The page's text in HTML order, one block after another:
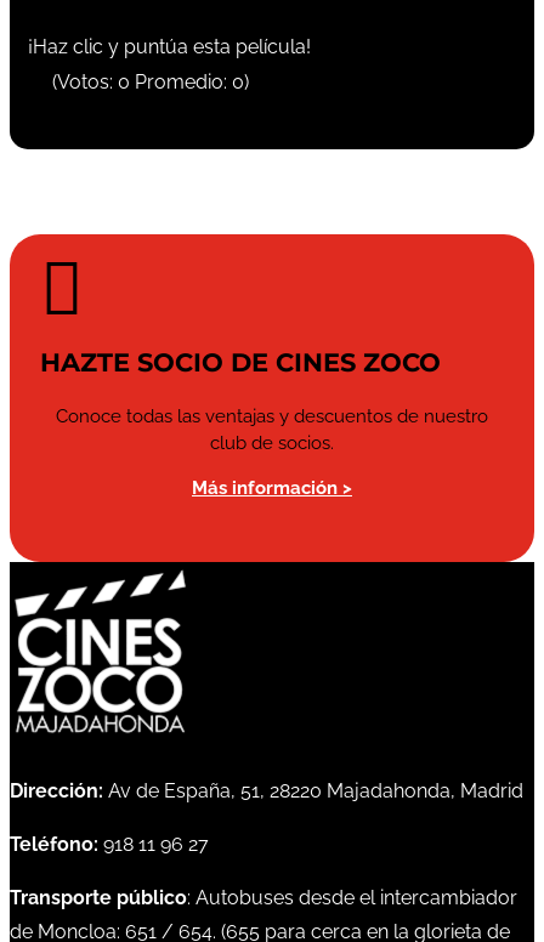
¡Haz clic y puntúa esta película!
(Votos: 0 Promedio: 0)

HAZTE SOCIO DE CINES ZOCO
Conoce todas las ventajas y descuentos de nuestro
club de socios.
Más información >
Dirección: Av de España, 51, 28220 Majadahonda, Madrid
Teléfono: 918 11 96 27
Transporte público: Autobuses desde el intercambiador
de Moncloa: 651 / 654. (655 para cerca en la glorieta de